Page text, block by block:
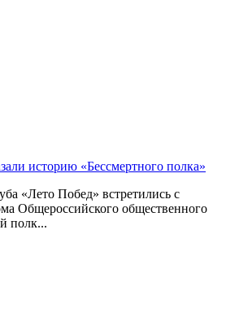
историю «Бессмертного полка»
«Лето Побед» встретились с
Общероссийского общественного
полк...